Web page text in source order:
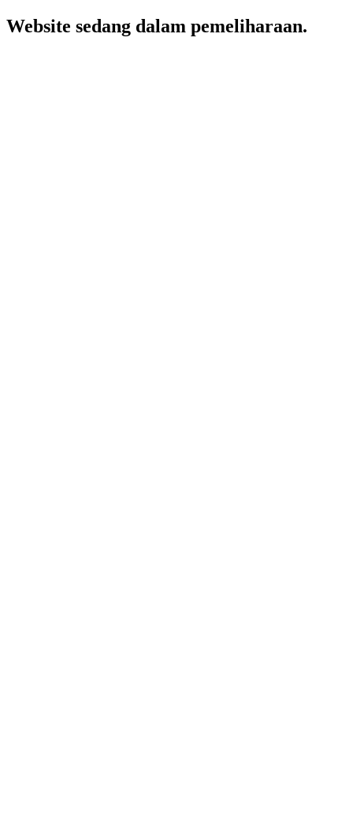
Website sedang dalam pemeliharaan.